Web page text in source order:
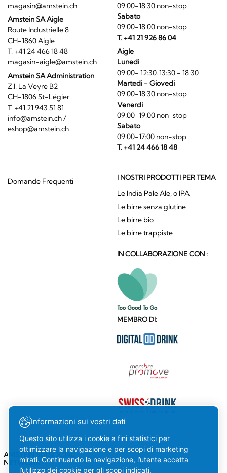
magasin@amstein.ch
Amstein SA Aigle
Route Industrielle 8
CH-1860 Aigle
T. +41 24 466 18 48
magasin-aigle@amstein.ch
Amstein SA Administration
Z.I. La Veyre B2
CH-1806 St-Légier
T. +41 21 943 51 81
info@amstein.ch/
eshop@amstein.ch
09:00-18:30 non-stop
Sabato
09:00-18:00 non-stop
T. +41 21 926 86 04
Aigle
Lunedi
09:00- 12:30, 13:30 - 18:30
Martedi - Giovedi
09:00-18:30 non-stop
Venerdi
09:00-19:00 non-stop
Sabato
09:00-17:00 non-stop
T. +41 24 466 18 48
Domande Frequenti I NOSTRI PRODOTTI PER TEMA
Le India Pale Ale, o IPA
Le birre senza glutine
Le birre bio
Le birre trappiste
IN COLLABORAZIONE CON :
MEMBRO DI:
AMSTEIN SUI SOCIAL
NETWORK
Informazioni sui vostri dati
Questo sito utilizza i cookie a fini statistici per
ottimizzare la navigazione e per scopi di marketing
mirati. Continuando la navigazione, l’utente accetta
l’utilizzo dei cookie per gli scopi indicati.